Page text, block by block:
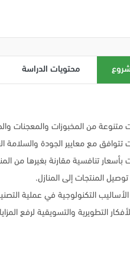
محتويات الدراسة
متنوعة من المخبوزات والمعجنات
تتوافق مع معايير الجودة والسلامة
بأسعار تنافسية مقارنة بغيرها من
المنتجات إلى المنازل.
التكنولوجية في عملية
التطويرية والتسويقية لرفع